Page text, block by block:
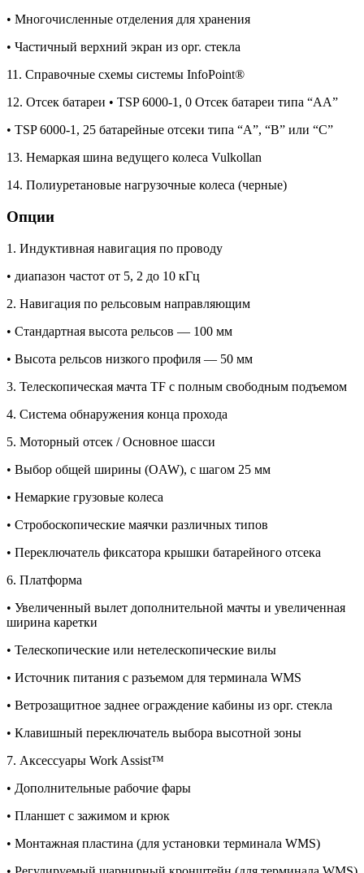
• Многочисленные отделения для хранения
• Частичный верхний экран из орг. стекла
11. Справочные схемы системы InfoPoint®
12. Отсек батареи • TSP 6000-1, 0 Отсек батареи типа “AA”
• TSP 6000-1, 25 батарейные отсеки типа “A”, “B” или “C”
13. Немаркая шина ведущего колеса Vulkollan
14. Полиуретановые нагрузочные колеса (черные)
Опции
1. Индуктивная навигация по проводу
• диапазон частот от 5, 2 до 10 кГц
2. Навигация по рельсовым направляющим
• Стандартная высота рельсов — 100 мм
• Высота рельсов низкого профиля — 50 мм
3. Телескопическая мачта TF с полным свободным подъемом
4. Система обнаружения конца прохода
5. Моторный отсек / Основное шасси
• Выбор общей ширины (OAW), с шагом 25 мм
• Немаркие грузовые колеса
• Стробоскопические маячки различных типов
• Переключатель фиксатора крышки батарейного отсека
6. Платформа
• Увеличенный вылет дополнительной мачты и увеличенная
ширина каретки
• Телескопические или нетелескопические вилы
• Источник питания с разъемом для терминала WMS
• Ветрозащитное заднее ограждение кабины из орг. стекла
• Клавишный переключатель выбора высотной зоны
7. Аксессуары Work Assist™
• Дополнительные рабочие фары
• Планшет с зажимом и крюк
• Монтажная пластина (для установки терминала WMS)